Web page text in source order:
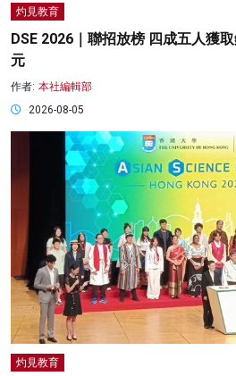
灼見教育
DSE 2026｜聯招放榜 四成五人獲
元
作者: 本社編輯部
2026-08-05
灼見教育